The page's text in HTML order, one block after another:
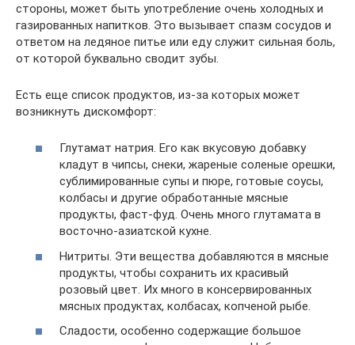
стороны, может быть употребление очень холодных и
газированных напитков. Это вызывает спазм сосудов и
ответом на ледяное питье или еду служит сильная боль,
от которой буквально сводит зубы.
Есть еще список продуктов, из-за которых может
возникнуть дискомфорт:
Глутамат натрия. Его как вкусовую добавку
кладут в чипсы, снеки, жареные соленые орешки,
сублимированные супы и пюре, готовые соусы,
колбасы и другие обработанные мясные
продукты, фаст-фуд. Очень много глутамата в
восточно-азиатской кухне.
Нитриты. Эти вещества добавляются в мясные
продукты, чтобы сохранить их красивый
розовый цвет. Их много в консервированных
мясных продуктах, колбасах, копченой рыбе.
Сладости, особенно содержащие большое